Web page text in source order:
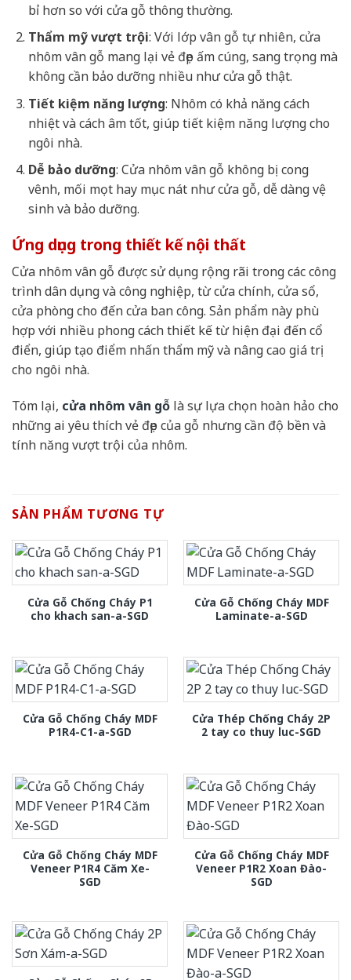
bỉ hơn so với cửa gỗ thông thường.
Thẩm mỹ vượt trội: Với lớp vân gỗ tự nhiên, cửa
nhôm vân gỗ mang lại vẻ đẹp ấm cúng, sang trọng mà
không cần bảo dưỡng nhiều như cửa gỗ thật.
Tiết kiệm năng lượng: Nhôm có khả năng cách
nhiệt và cách âm tốt, giúp tiết kiệm năng lượng cho
ngôi nhà.
Dễ bảo dưỡng: Cửa nhôm vân gỗ không bị cong
vênh, mối mọt hay mục nát như cửa gỗ, dễ dàng vệ
sinh và bảo dưỡng.
Ứng dụng trong thiết kế nội thất
Cửa nhôm vân gỗ được sử dụng rộng rãi trong các công
trình dân dụng và công nghiệp, từ cửa chính, cửa sổ,
cửa phòng cho đến cửa ban công. Sản phẩm này phù
hợp với nhiều phong cách thiết kế từ hiện đại đến cổ
điển, giúp tạo điểm nhấn thẩm mỹ và nâng cao giá trị
cho ngôi nhà.
Tóm lại, cửa nhôm vân gỗ là sự lựa chọn hoàn hảo cho
những ai yêu thích vẻ đẹp của gỗ nhưng cần độ bền và
tính năng vượt trội của nhôm.
SẢN PHẨM TƯƠNG TỰ
Cửa Gỗ Chống Cháy P1
cho khach san-a-SGD
Cửa Gỗ Chống Cháy MDF
Laminate-a-SGD
Cửa Gỗ Chống Cháy MDF
P1R4-C1-a-SGD
Cửa Thép Chống Cháy 2P
2 tay co thuy luc-SGD
Cửa Gỗ Chống Cháy MDF
Veneer P1R4 Căm Xe-
SGD
Cửa Gỗ Chống Cháy MDF
Veneer P1R2 Xoan Đào-
SGD